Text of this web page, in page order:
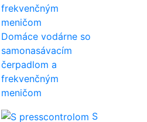
Domáce vodárne so
samonasávacím
čerpadlom a
frekvenčným
meničom
S